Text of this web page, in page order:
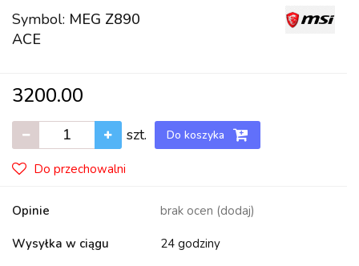
Symbol: MEG Z890
ACE
3200.00
szt. Do koszyka
Do przechowalni
Opinie brak ocen (dodaj)
Wysyłka w ciągu 24 godziny